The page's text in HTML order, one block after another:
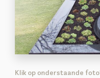
Klik op onderstaande